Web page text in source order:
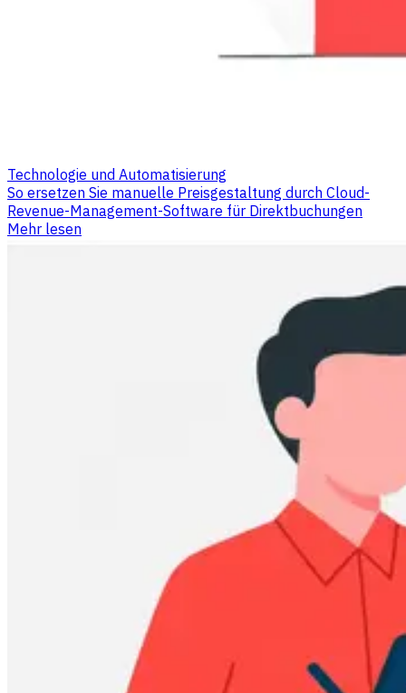
Technologie und Automatisierung
So ersetzen Sie manuelle Preisgestaltung durch Cloud-
Revenue-Management-Software für Direktbuchungen
Mehr lesen